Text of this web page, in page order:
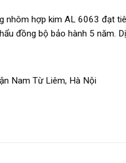
nhôm hợp kim AL 6063 đạt
đồng bộ bảo hành 5 năm.
Nam Từ Liêm, Hà Nội